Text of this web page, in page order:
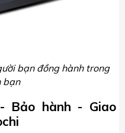
bạn đồng hành trong
bạn
Bảo hành - Giao